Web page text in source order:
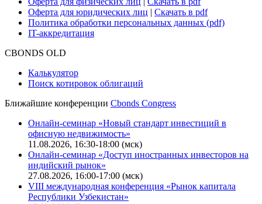
Оферта для юридических лиц | Скачать в pdf
Политика обработки персональных данных (pdf)
IT-аккредитация
CBONDS OLD
Калькулятор
Поиск котировок облигаций
Ближайшие конференции Cbonds Congress
Онлайн-семинар «Новый стандарт инвестиций в
офисную недвижимость»
11.08.2026, 16:30-18:00 (мск)
Онлайн-семинар «Доступ иностранных инвесторов на
индийский рынок»
27.08.2026, 16:00-17:00 (мск)
VIII международная конференция «Рынок капитала
Республики Узбекистан»